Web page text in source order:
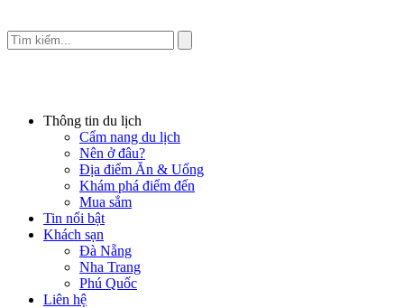
Thông tin du lịch
Cẩm nang du lịch
Nên ở đâu?
Địa điểm Ăn & Uống
Khám phá điểm đến
Mua sắm
Tin nổi bật
Khách sạn
Đà Nẵng
Nha Trang
Phú Quốc
Liên hệ